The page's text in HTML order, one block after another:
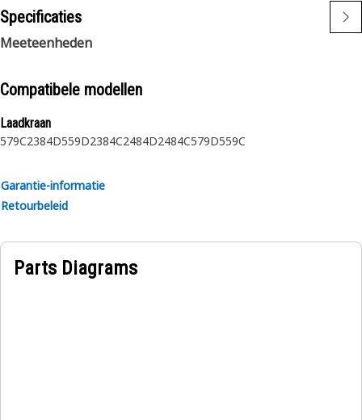
Specificaties
Meeteenheden
Compatibele modellen
Laadkraan
579C2384D559D2384C2484D2484C579D559C
Garantie-informatie
Retourbeleid
Parts Diagrams